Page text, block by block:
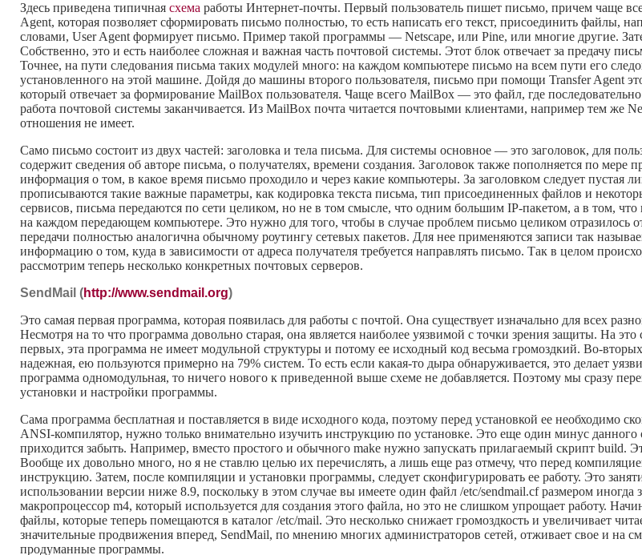
Здесь приведена типичная схема работы Интернет-почты. Первый пользователь пишет письмо, причем чаще
Agent, которая позволяет сформировать письмо полностью, то есть написать его текст, присоединить файлы,
словами, User Agent формирует письмо. Пример такой программы — Netscape, или Pine, или многие другие.
Собственно, это и есть наиболее сложная и важная часть почтовой системы. Этот блок отвечает за предачу
Точнее, на пути следования письма таких модулей много: на каждом компьютере письмо на всем пути его
установленного на этой машине. Дойдя до машины второго пользователя, письмо при помощи Transfer Agent
который отвечает за формирование MailBox пользователя. Чаще всего MailBox — это файл, где
работа почтовой системы заканчивается. Из MailBox почта читается почтовыми клиентами, например тем же
отношения не имеет.
Само письмо состоит из двух частей: заголовка и тела письма. Для системы основное — это заголовок, для
содержит сведения об авторе письма, о получателях, времени создания. Заголовок также пополняется по мере
информация о том, в какое время письмо проходило и через какие компьютеры. За заголовком следует пустая
прописываются такие важные параметры, как кодировка текста письма, тип присоединенных файлов и
сервисов, письма передаются по сети целиком, но не в том смысле, что одним большим IP-пакетом, а в том,
на каждом передающем компьютере. Это нужно для того, чтобы в случае проблем письмо целиком отразилось
передачи полностью аналогична обычному роутингу сетевых пакетов. Для нее применяются записи так
информацию о том, куда в зависимости от адреса получателя требуется направлять письмо. Так в целом
рассмотрим теперь несколько конкретных почтовых серверов.
SendMail (http://www.sendmail.org)
Это самая первая программа, которая появилась для работы с почтой. Она существует изначально для всех
Несмотря на то что программа довольно старая, она является наиболее уязвимой с точки зрения защиты. На
первых, эта программа не имеет модульной структуры и потому ее исходный код весьма громоздкий. Во-
надежная, ею пользуются примерно на 79% систем. То есть если какая-то дыра обнаруживается, это делает
программа одномодульная, то ничего нового к приведенной выше схеме не добавляется. Поэтому мы сразу
установки и настройки программы.
Сама программа бесплатная и поставляется в виде исходного кода, поэтому перед установкой ее необходимо
ANSI-компилятор, нужно только внимательно изучить инструкцию по установке. Это еще один минус
приходится забыть. Например, вместо простого и обычного make нужно запускать прилагаемый скрипт build.
Вообще их довольно много, но я не ставлю целью их перечислять, а лишь еще раз отмечу, что перед
инструкцию. Затем, после компиляции и установки программы, следует сконфигурировать ее работу. Это
использовании версии ниже 8.9, поскольку в этом случае вы имеете один файл /etc/sendmail.cf размером иногда
макропроцессор m4, который используется для создания этого файла, но это не слишком упрощает работу.
файлы, которые теперь помещаются в каталог /etc/mail. Это несколько снижает громоздкость и увеличивает
значительные продвижения вперед, SendMail, по мнению многих администраторов сетей, отживает свое и на
продуманные программы.